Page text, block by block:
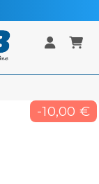
-10,00 €